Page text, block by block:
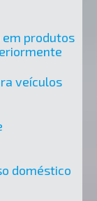
em produtos
veículos
doméstico